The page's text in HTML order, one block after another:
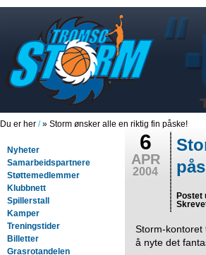
Du er her /» Storm ønsker alle en riktig fin påske!
Nyheter
Samarbeidspartnere
Støttemedlemmer
Klubbnett
Spillerstall
Kamper
Treningstider
Billetter
Grasrotandelen
6
APR
2004
Postet
Storm-kontoret
å nyte det